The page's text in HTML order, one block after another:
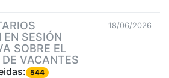
EN SESIÓN
SOBRE EL
VACANTES
544
18/06/2026